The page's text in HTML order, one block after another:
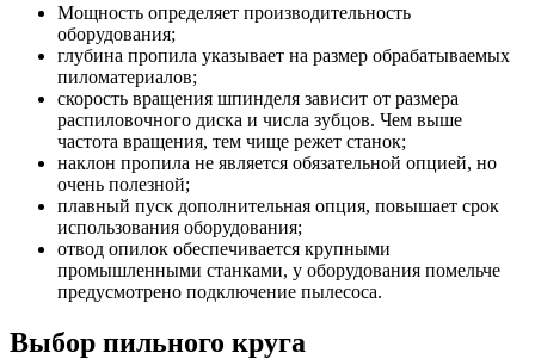
Мощность определяет производительность
оборудования;
глубина пропила указывает на размер обрабатываемых
пиломатериалов;
скорость вращения шпинделя зависит от размера
распиловочного диска и числа зубцов. Чем выше
частота вращения, тем чище режет станок;
наклон пропила не является обязательной опцией, но
очень полезной;
плавный пуск дополнительная опция, повышает срок
использования оборудования;
отвод опилок обеспечивается крупными
промышленными станками, у оборудования помельче
предусмотрено подключение пылесоса.
Выбор пильного круга